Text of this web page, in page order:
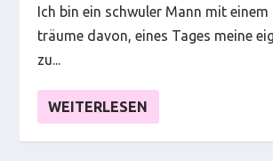
Ich bin ein schwuler Mann mit einem
träume davon, eines Tages meine
zu...
WEITERLESEN